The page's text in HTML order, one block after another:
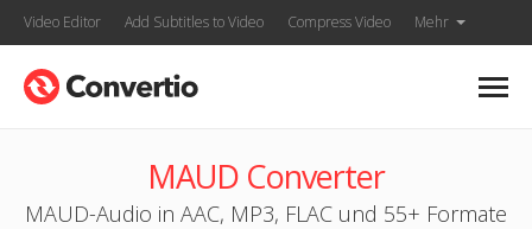
Video Editor Add Subtitles to Video Compress Video Mehr
MAUD Converter
MAUD-Audio in AAC, MP3, FLAC und 55+ Formate